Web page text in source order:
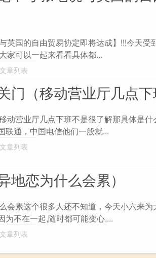
英国的自由贸易协定即将达成】!!!今天受
家可以一起来看看具体都...
文章列表
门（移动营业厅几点下
动营业厅几点下班不是很了解那具体是
联通，中国电信他们一般就...
文章列表
恋为什么会累）
会累这个很多人还不知道，今天小六来
为不在一起,随时都可能变心,...
文章列表